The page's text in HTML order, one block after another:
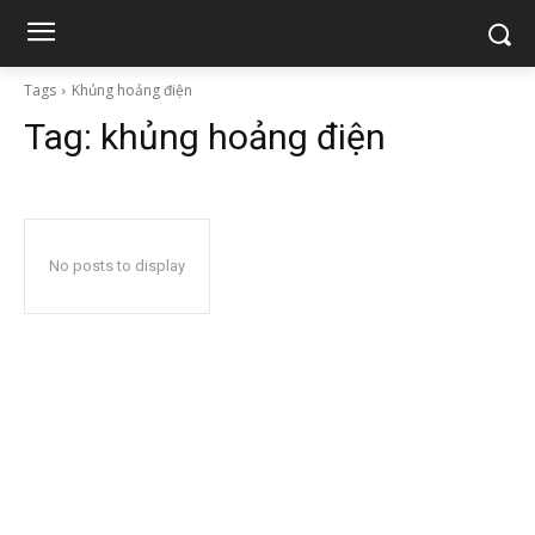
Tags Khủng hoảng điện
Tag: khủng hoảng điện
No posts to display